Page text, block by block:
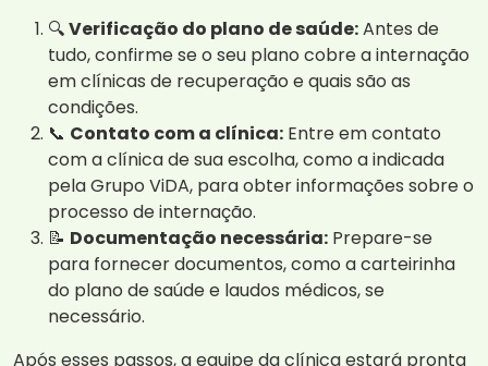
🔍Verificação do plano de saúde:Antes de
tudo, confirme se o seu plano cobre a internação
em clínicas de recuperação e quais são as
condições.
📞 Contato com a clínica: Entre em contato
com a clínica de sua escolha, como a indicada
pela Grupo ViDA, para obter informações sobre o
processo de internação.
📝 Documentação necessária: Prepare-se
para fornecer documentos, como a carteirinha
do plano de saúde e laudos médicos, se
necessário.
Após esses passos, a equipe da clínica estará pronta